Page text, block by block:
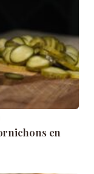
en